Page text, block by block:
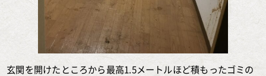
玄関を開けたところから最高1.5メートルほど積もったゴミの